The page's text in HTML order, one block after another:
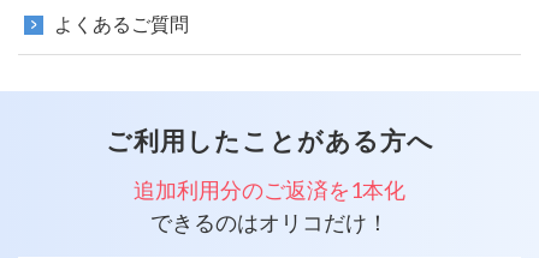
よくあるご質問
ご利用したことがある方へ
追加利用分のご返済を1本化
できるのはオリコだけ！